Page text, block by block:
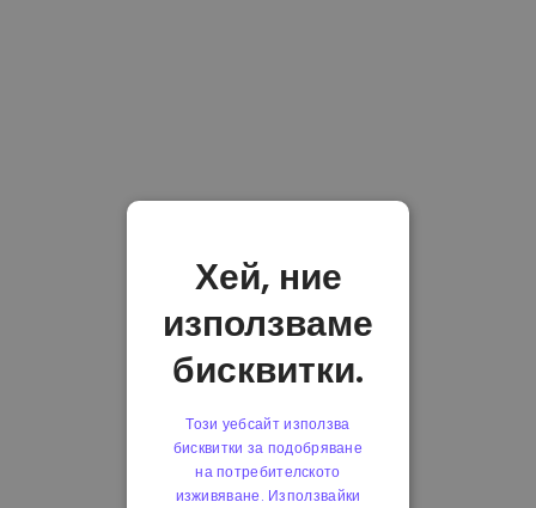
Хей, ние
използваме
бисквитки.
Този уебсайт използва
бисквитки за подобряване
на потребителското
изживяване. Използвайки